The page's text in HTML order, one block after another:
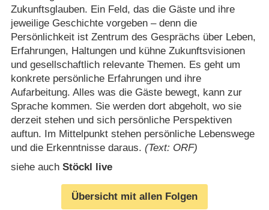
Zukunftsglauben. Ein Feld, das die Gäste und ihre
jeweilige Geschichte vorgeben – denn die
Persönlichkeit ist Zentrum des Gesprächs über Leben,
Erfahrungen, Haltungen und kühne Zukunftsvisionen
und gesellschaftlich relevante Themen. Es geht um
konkrete persönliche Erfahrungen und ihre
Aufarbeitung. Alles was die Gäste bewegt, kann zur
Sprache kommen. Sie werden dort abgeholt, wo sie
derzeit stehen und sich persönliche Perspektiven
auftun. Im Mittelpunkt stehen persönliche Lebenswege
und die Erkenntnisse daraus. (Text: ORF)
siehe auch Stöckl live
Übersicht mit allen Folgen